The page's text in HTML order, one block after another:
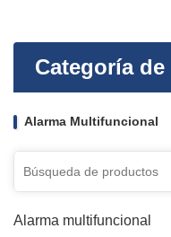
Categoría
Alarma Multifuncional
Alarma multifuncional